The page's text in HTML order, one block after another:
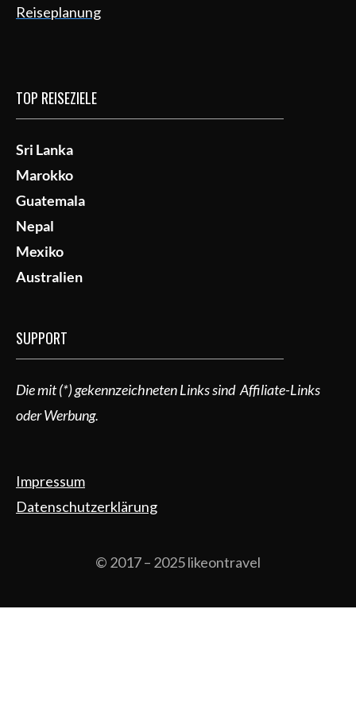
Reiseplanung
TOP REISEZIELE
Sri Lanka
Marokko
Guatemala
Nepal
Mexiko
Australien
SUPPORT
Die mit (*) gekennzeichneten Links sind Affiliate-Links
oder Werbung.
Impressum
Datenschutzerklärung
© 2017 – 2025 likeontravel